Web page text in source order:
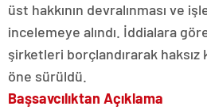
üst hakkının devralınması ve
incelemeye alındı. İddialara
şirketleri borçlandırarak
öne sürüldü.
Başsavcılıktan Açıklama